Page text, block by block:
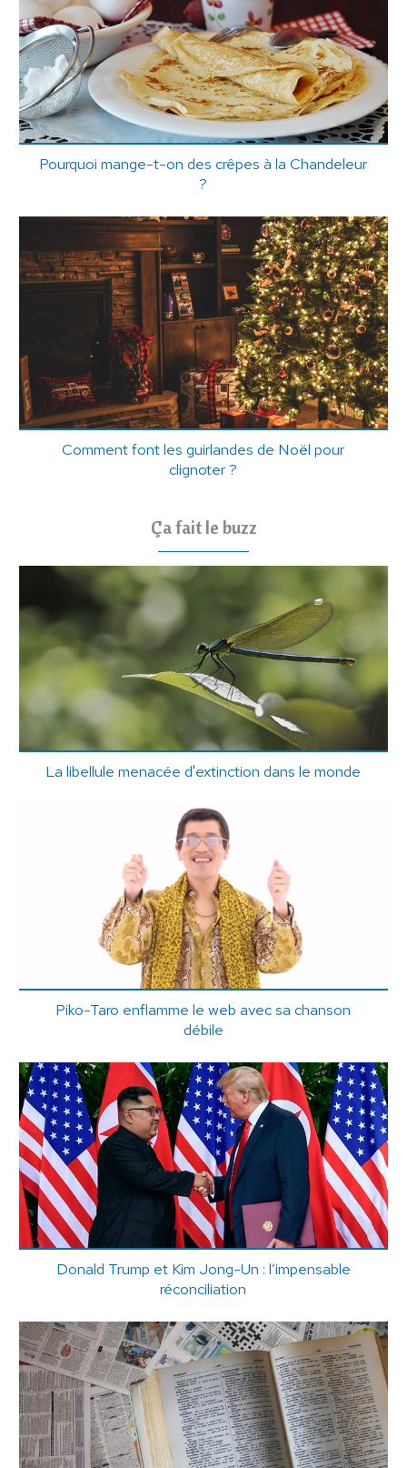
Pourquoi mange-t-on des crêpes à la Chandeleur
?
Comment font les guirlandes de Noël pour
clignoter ?
Ça fait le buzz
La libellule menacée d'extinction dans le monde
Piko-Taro enflamme le web avec sa chanson
débile
Donald Trump et Kim Jong-Un : l’impensable
réconciliation